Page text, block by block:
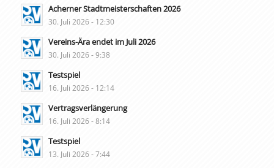
Acherner Stadtmeisterschaften 2026
30. Juli 2026 - 12:30
Vereins-Ära endet im Juli 2026
30. Juli 2026 - 9:38
Testspiel
16. Juli 2026 - 12:14
Vertragsverlängerung
16. Juli 2026 - 8:14
Testspiel
13. Juli 2026 - 7:44